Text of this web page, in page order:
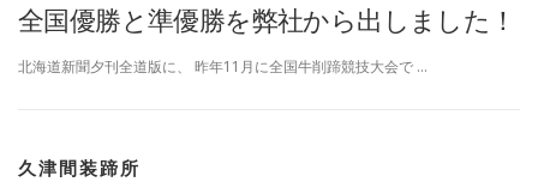
全国優勝と準優勝を弊社から出しました！
北海道新聞夕刊全道版に、 昨年11月に全国牛削蹄競技大会で …
久津間装蹄所